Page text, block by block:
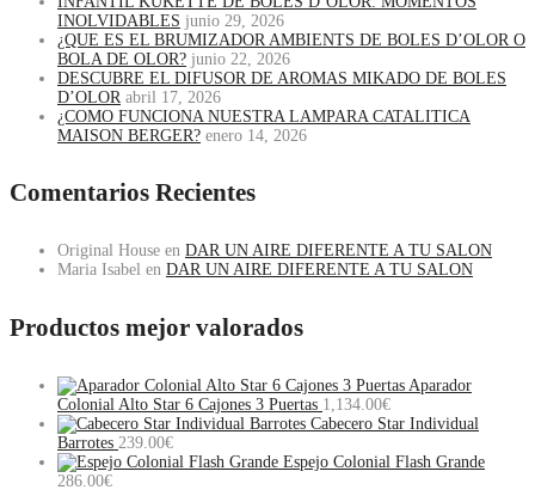
INOLVIDABLES junio 29, 2026
¿QUE ES EL BRUMIZADOR AMBIENTS DE BOLES D’OLOR O
BOLA DE OLOR? junio 22, 2026
DESCUBRE EL DIFUSOR DE AROMAS MIKADO DE BOLES
D’OLOR abril 17, 2026
¿COMO FUNCIONA NUESTRA LAMPARA CATALITICA
MAISON BERGER? enero 14, 2026
Comentarios Recientes
Original House en DAR UN AIRE DIFERENTE A TU SALON
Maria Isabel en DAR UN AIRE DIFERENTE A TU SALON
Productos mejor valorados
Aparador
Colonial Alto Star 6 Cajones 3 Puertas 1,134.00€
Cabecero Star Individual
Barrotes 239.00€
Espejo Colonial Flash Grande
286.00€